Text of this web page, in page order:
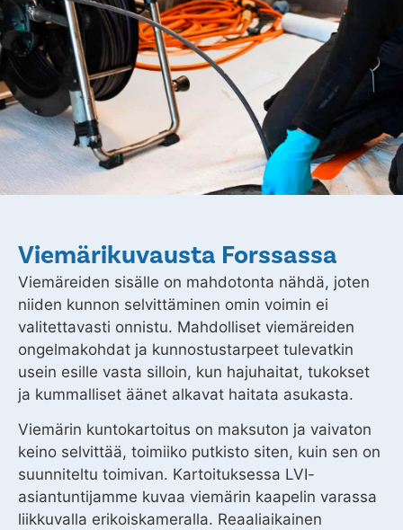
Viemärikuvausta Forssassa
Viemäreiden sisälle on mahdotonta nähdä, joten
niiden kunnon selvittäminen omin voimin ei
valitettavasti onnistu. Mahdolliset viemäreiden
ongelmakohdat ja kunnostustarpeet tulevatkin
usein esille vasta silloin, kun hajuhaitat, tukokset
ja kummalliset äänet alkavat haitata asukasta.
Viemärin kuntokartoitus on maksuton ja vaivaton
keino selvittää, toimiiko putkisto siten, kuin sen on
suunniteltu toimivan. Kartoituksessa LVI-
asiantuntijamme kuvaa viemärin kaapelin varassa
liikkuvalla erikoiskameralla. Reaaliaikainen